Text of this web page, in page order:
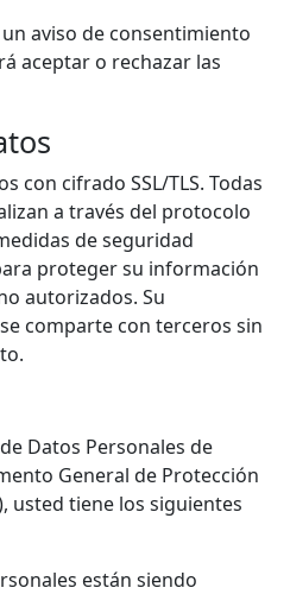
aviso de consentimiento
aceptar o rechazar las
con cifrado SSL/TLS. Todas
a través del protocolo
de seguridad
proteger su información
autorizados. Su
comparte con terceros sin
Datos Personales de
General de Protección
usted tiene los siguientes
están siendo